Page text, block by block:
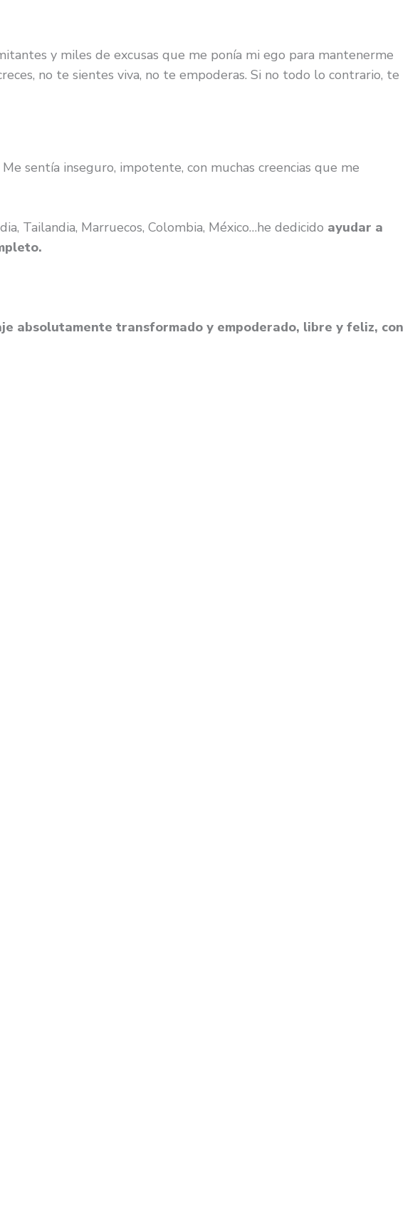
y miles de excusas que me ponía mi ego para mantenerme
no te sientes viva, no te empoderas. Si no todo lo contrario, te
sentía inseguro, impotente, con muchas creencias que me
Tailandia, Marruecos, Colombia, México…he dedicido ayudar a
absolutamente transformado y empoderado, libre y feliz, con